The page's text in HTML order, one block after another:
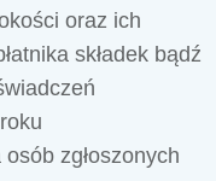
oraz ich
składek bądź
zgłoszonych